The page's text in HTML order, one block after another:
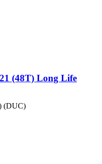
(48T) Long Life
(DUC)